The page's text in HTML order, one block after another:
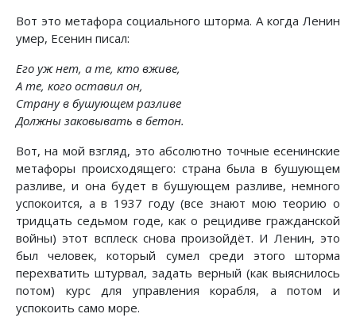
Вот это метафора социального шторма. А когда Ленин
умер, Есенин писал:
Его уж нет, а те, кто вживе,
А те, кого оставил он,
Страну в бушующем разливе
Должны заковывать в бетон.
Вот, на мой взгляд, это абсолютно точные есенинские
метафоры происходящего: страна была в бушующем
разливе, и она будет в бушующем разливе, немного
успокоится, а в 1937 году (все знают мою теорию о
тридцать седьмом годе, как о рецидиве гражданской
войны) этот всплеск снова произойдёт. И Ленин, это
был человек, который сумел среди этого шторма
перехватить штурвал, задать верный (как выяснилось
потом) курс для управления корабля, а потом и
успокоить само море.